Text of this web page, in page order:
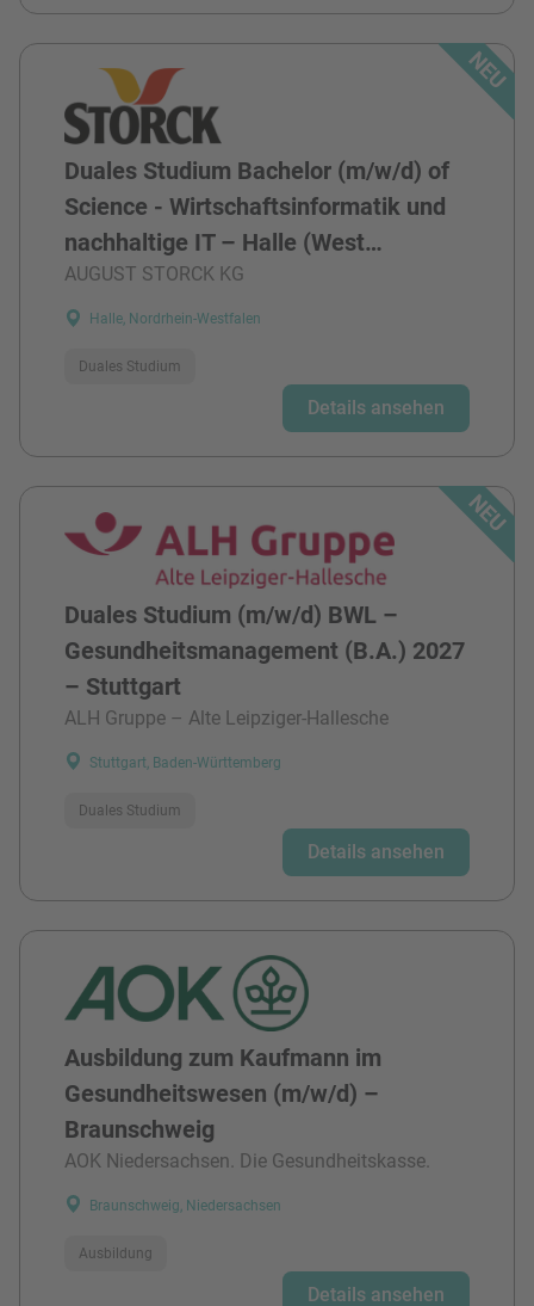
Duales Studium Bachelor (m/w/d) of
Science - Wirtschaftsinformatik und
nachhaltige IT – Halle (West…
AUGUST STORCK KG
Halle, Nordrhein-Westfalen
Duales Studium
Details ansehen
Duales Studium (m/w/d) BWL –
Gesundheitsmanagement (B.A.) 2027
– Stuttgart
ALH Gruppe – Alte Leipziger-Hallesche
Stuttgart, Baden-Württemberg
Duales Studium
Details ansehen
Ausbildung zum Kaufmann im
Gesundheitswesen (m/w/d) –
Braunschweig
AOK Niedersachsen. Die Gesundheitskasse.
Braunschweig, Niedersachsen
Ausbildung
Details ansehen